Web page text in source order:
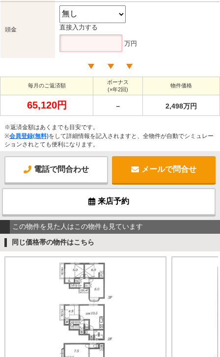
頭金 直接入力する
万円
毎月のご返済額
ボーナス
(×年2回)
物件価格
65,120円 － 2,498万円
※返済金額はあくまでも目安です。
※会員登録(無料)をして詳細情報を記入されますと、全物件が自動でシミュレー
ションされとても便利になります。
電話で問合わせ メールで問合せ
来店予約
この物件を見た人はこの物件も見ています
同じ価格帯の物件はこちら